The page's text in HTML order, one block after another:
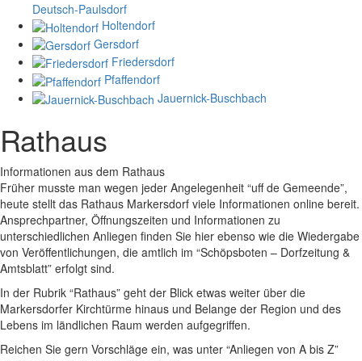
Deutsch-Paulsdorf
Holtendorf
Gersdorf
Friedersdorf
Pfaffendorf
Jauernick-Buschbach
Rathaus
Informationen aus dem Rathaus
Früher musste man wegen jeder Angelegenheit “uff de Gemeende”,
heute stellt das Rathaus Markersdorf viele Informationen online bereit.
Ansprechpartner, Öffnungszeiten und Informationen zu
unterschiedlichen Anliegen finden Sie hier ebenso wie die Wiedergabe
von Veröffentlichungen, die amtlich im “Schöpsboten – Dorfzeitung &
Amtsblatt” erfolgt sind.
In der Rubrik “Rathaus” geht der Blick etwas weiter über die
Markersdorfer Kirchtürme hinaus und Belange der Region und des
Lebens im ländlichen Raum werden aufgegriffen.
Reichen Sie gern Vorschläge ein, was unter “Anliegen von A bis Z”